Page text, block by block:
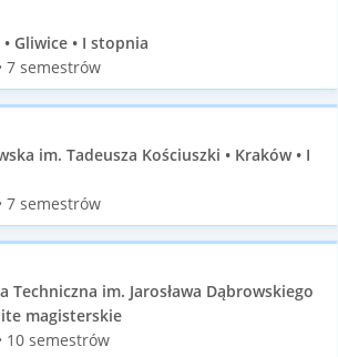
Gliwice • I stopnia
7 semestrów
im. Tadeusza Kościuszki • Kraków • I
7 semestrów
Techniczna im. Jarosława Dąbrowskiego
magisterskie
10 semestrów